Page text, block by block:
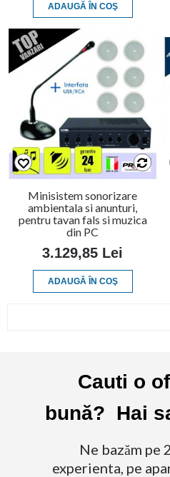
ADAUGĂ ÎN COŞ
Minisistem sonorizare
ambientala si anunturi,
pentru tavan fals si muzica
din PC
3.129,85 Lei
ADAUGĂ ÎN COŞ
Cauti o
bună? Hai
Ne bazăm pe
experienta, pe